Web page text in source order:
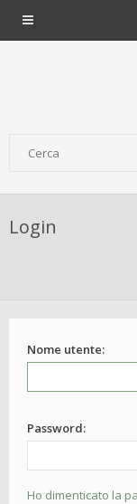
Login
Nome utente:
Password:
Ho dimenticato la